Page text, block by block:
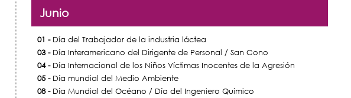
Junio
01 -Día del Trabajador de la industria láctea
03 -Día Interamericano del Dirigente de Personal / San Cono
04 -Día Internacional de los Niños Víctimas Inocentes de la Agresión
05 -Día mundial del Medio Ambiente
08 -Día Mundial del Océano / Día del Ingeniero Químico